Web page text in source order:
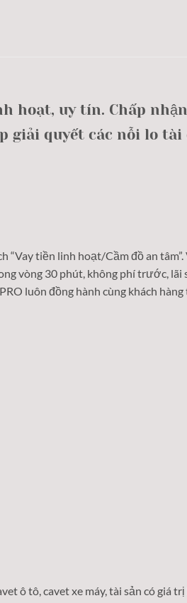
hoạt, uy tín. Chấp
giải quyết các nỗi lo
tiền linh hoạt/Cầm đồ an
vòng 30 phút, không phí trước,
luôn đồng hành cùng khách
ô tô, cavet xe máy, tài sản có giá